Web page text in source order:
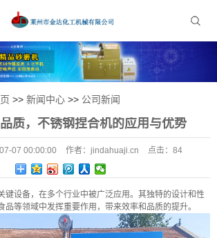
>> 新闻中心 >> 公司新闻
质，不锈钢捏合机的应用与优势
07 00:00:00 作者： jindahuaji.cn 点击： 84
键设备，在多个行业中被广泛应用。其独特的设计和性
品等领域中发挥重要作用，带来效率和品质的提升。